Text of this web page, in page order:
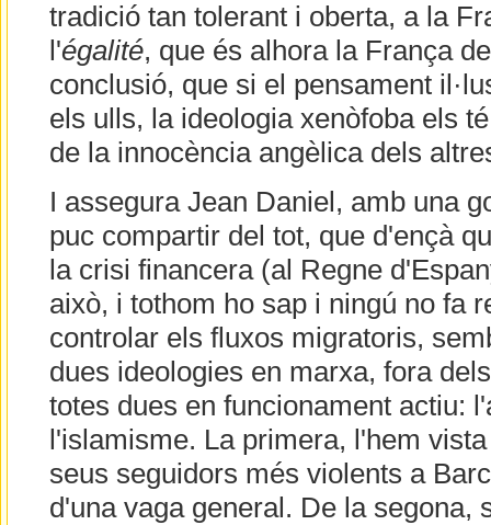
tradició tan tolerant i oberta, a la
l'égalité, que és alhora la França
conclusió, que si el pensament
els ulls, la ideologia xenòfoba els
de la innocència angèlica dels
I assegura Jean Daniel, amb una
puc compartir del tot, que d'ençà
la crisi financera (al Regne
això, i tothom ho sap i ningú no fa
controlar els fluxos migratoris,
dues ideologies en marxa, fora
totes dues en funcionament actiu:
l'islamisme. La primera, l'hem
seus seguidors més violents a
d'una vaga general. De la segona,